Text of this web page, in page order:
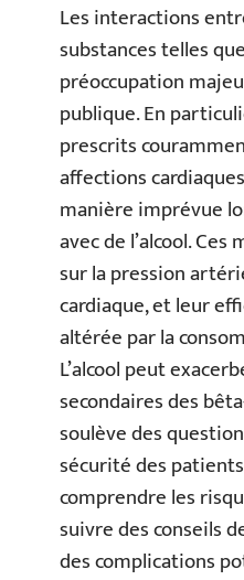
Les interactions
substances telles
préoccupation
publique. En
prescrits
affections
manière imprévue
avec de l’alcool.
sur la pression
cardiaque, et leur
altérée par la
L’alcool peut
secondaires des
soulève des
sécurité des
comprendre les
suivre des conseils
des complications